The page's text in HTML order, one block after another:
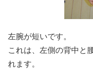
左腕が短いです。
これは、左側の背中と
れます。